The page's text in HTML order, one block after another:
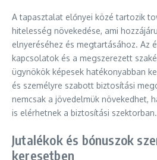
A tapasztalat előnyei közé tartozik
hitelesség növekedése, ami
elnyeréséhez és megtartásához. Az
kapcsolatok és a megszerezett
ügynökök képesek hatékonyabban
és személyre szabott biztosítási
nemcsak a jövedelmük növekedhet,
is elérhetnek a biztosítási szektorban.
Jutalékok és bónuszok
keresetben